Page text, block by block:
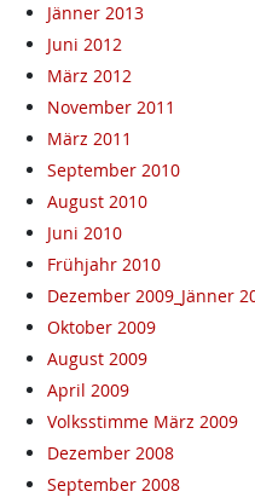
Jänner 2013
Juni 2012
März 2012
November 2011
März 2011
September 2010
August 2010
Juni 2010
Frühjahr 2010
Dezember 2009_Jänner
Oktober 2009
August 2009
April 2009
Volksstimme März 2009
Dezember 2008
September 2008